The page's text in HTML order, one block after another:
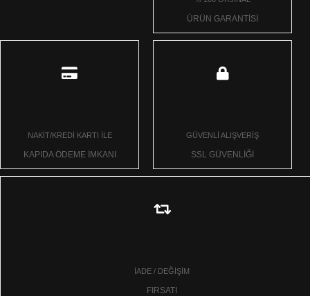
ÜRÜN GARANTİSİ
NAKİT/KREDİ KARTI İLE
KAPIDA ÖDEME İMKANI
GÜVENLİ ALIŞVERİŞ
SSL GÜVENLİĞİ
İADE / DEĞİŞİM
FIRSATI